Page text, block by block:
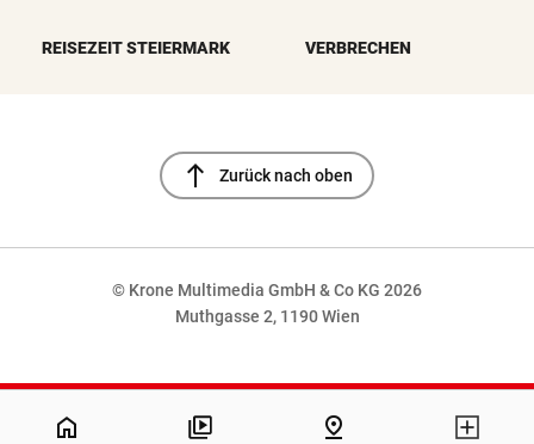
REISEZEIT STEIERMARK VERBRECHEN
north Zurück nach oben
© Krone Multimedia GmbH & Co KG 2026
Muthgasse 2, 1190 Wien
home pin_drop
NaN%